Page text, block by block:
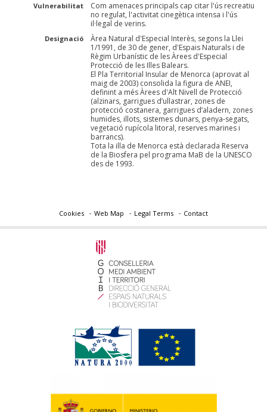
Vulnerabilitat
Com amenaces principals cap citar l'ús recreatiu
no regulat, l'activitat cinegètica intensa i l'ús
il·legal de verins.
Designació
Àrea Natural d'Especial Interès, segons la Llei
1/1991, de 30 de gener, d'Espais Naturals i de
Règim Urbanístic de les Àrees d'Especial
Protecció de les Illes Balears.
El Pla Territorial Insular de Menorca (aprovat al
maig de 2003) consolida la figura de ANEI,
definint a més Àrees d'Alt Nivell de Protecció
(alzinars, garrigues d’ullastrar, zones de
protecció costanera, garrigues d’aladern, zones
humides, illots, sistemes dunars, penya-segats,
vegetació rupícola litoral, reserves marines i
barrancs).
Tota la illa de Menorca està declarada Reserva
de la Biosfera pel programa MaB de la UNESCO
des de 1993.
Cookies Web Map Legal Terms Contact